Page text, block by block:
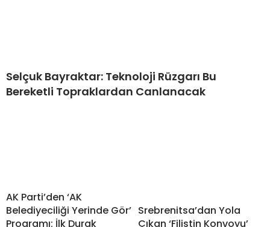
Selçuk Bayraktar: Teknoloji Rüzgarı Bu
Bereketli Topraklardan Canlanacak
AK Parti’den ‘AK
Belediyeciliği Yerinde Gör’
Programı: İlk Durak
Srebrenitsa’dan Yola
Çıkan ‘Filistin Konvoyu’